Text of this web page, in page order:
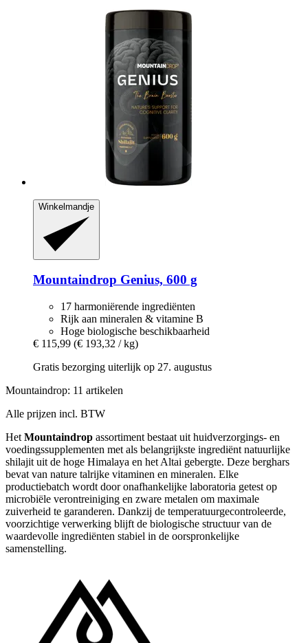
Winkelmandje
Mountaindrop Genius, 600 g
17 harmoniërende ingrediënten
Rijk aan mineralen & vitamine B
Hoge biologische beschikbaarheid
€ 115,99 (€ 193,32 / kg)
Gratis bezorging uiterlijk op 27. augustus
Mountaindrop: 11 artikelen
Alle prijzen incl. BTW
Het Mountaindrop assortiment bestaat uit huidverzorgings- en
voedingssupplementen met als belangrijkste ingrediënt natuurlijke
shilajit uit de hoge Himalaya en het Altai gebergte. Deze berghars
bevat van nature talrijke vitaminen en mineralen. Elke
productiebatch wordt door onafhankelijke laboratoria getest op
microbiële verontreiniging en zware metalen om maximale
zuiverheid te garanderen. Dankzij de temperatuurgecontroleerde,
voorzichtige verwerking blijft de biologische structuur van de
waardevolle ingrediënten stabiel in de oorspronkelijke
samenstelling.